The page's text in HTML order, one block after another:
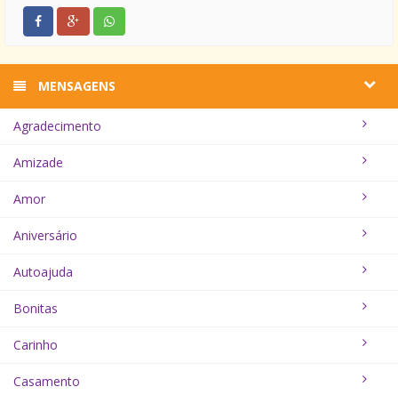
caminhada, temos sempre que dar o primeiro passo.
MENSAGENS
Agradecimento
Amizade
Amor
Aniversário
Autoajuda
Bonitas
Carinho
Casamento